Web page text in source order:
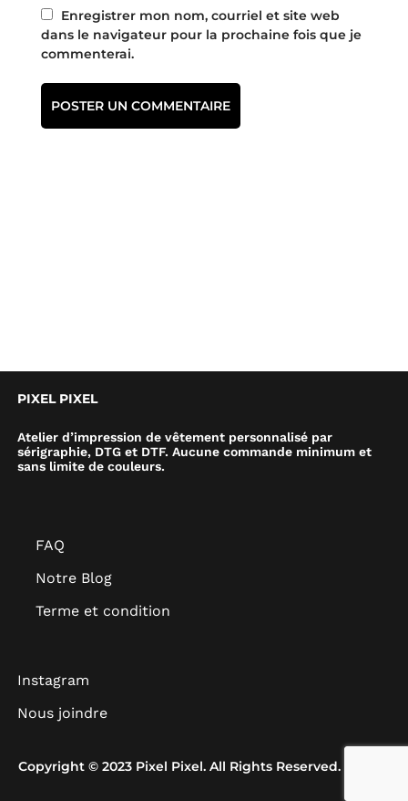
Enregistrer mon nom, courriel et site web
dans le navigateur pour la prochaine fois que je
commenterai.
PIXEL PIXEL
Atelier d’impression de vêtement personnalisé par
sérigraphie, DTG et DTF. Aucune commande minimum et
sans limite de couleurs.
FAQ
Notre Blog
Terme et condition
Instagram
Nous joindre
Copyright © 2023 Pixel Pixel. All Rights Reserved.